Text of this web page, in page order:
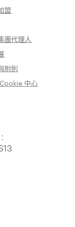
盟
團代理人
附則
中心